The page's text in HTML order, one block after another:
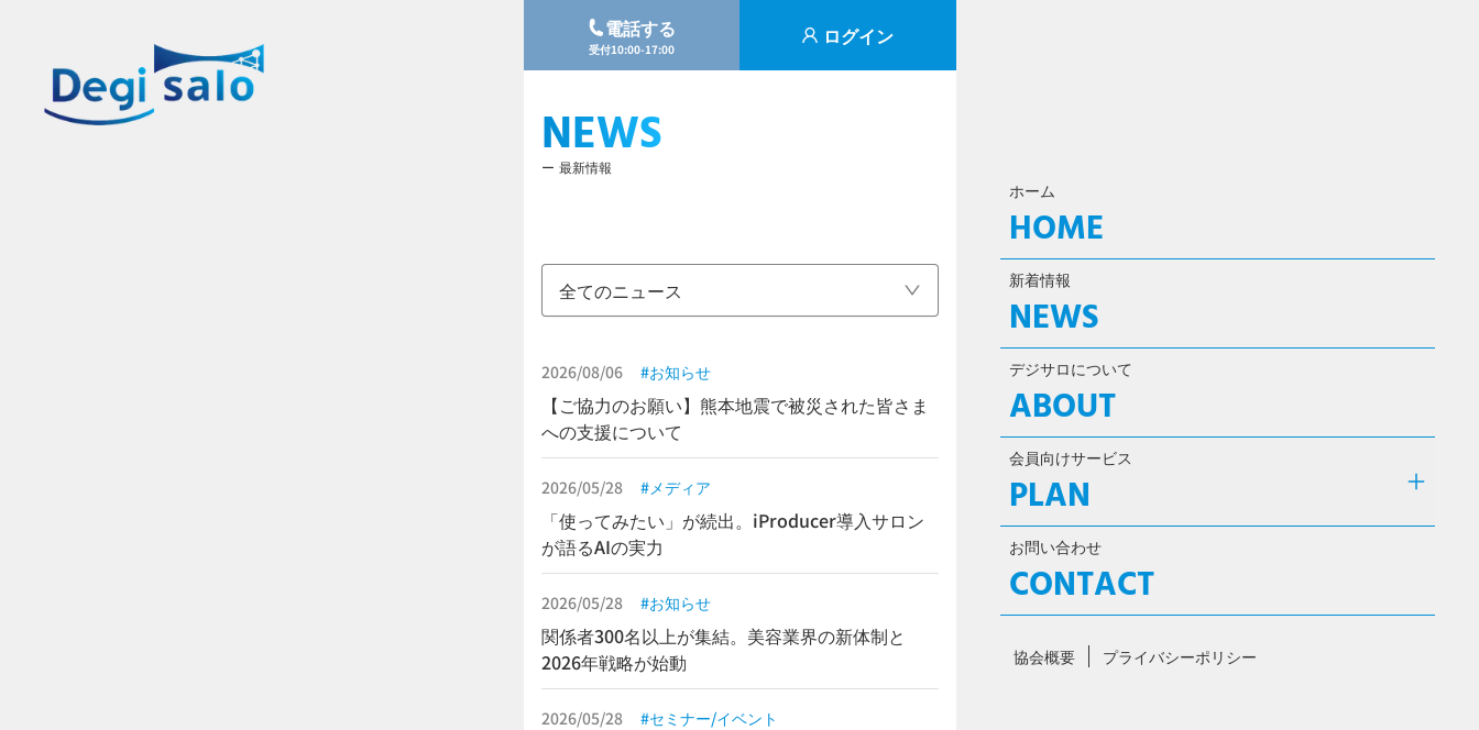
電話する
受付10:00-17:00 ログイン
NEWS
最新情報
全てのニュース
2026/08/06 お知らせ
【ご協力のお願い】熊本地震で被災された皆さま
への支援について
2026/05/28 メディア
「使ってみたい」が続出。iProducer導入サロン
が語るAIの実力
2026/05/28 お知らせ
関係者300名以上が集結。美容業界の新体制と
2026年戦略が始動
2026/05/28 セミナー/イベント
ホーム
HOME
新着情報
NEWS
デジサロについて
ABOUT
会員向けサービス
PLAN
お問い合わせ
CONTACT
協会概要 プライバシーポリシー